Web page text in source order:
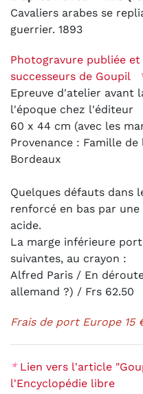
Cavaliers arabes se
guerrier. 1893
Photogravure publiée
successeurs de Goupil
Epreuve d'atelier avant
l'époque chez l'éditeur
60 x 44 cm (avec les
Provenance : Famille
Bordeaux
Quelques défauts dans
renforcé en bas par
acide.
La marge inférieure
suivantes, au crayon :
Alfred Paris / En
allemand ?) / Frs 62.50
Frais de port Europe 15
* Lien vers l'article
l'Encyclopédie libre